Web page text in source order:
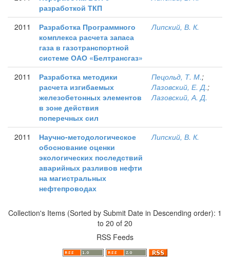
разработкой ТКП
2011
Разработка Программного
комплекса расчета запаса
газа в газотранспортной
системе ОАО «Белтрансгаз»
Липский, В. К.
2011
Разработка методики
расчета изгибаемых
железобетонных элементов
в зоне действия
поперечных сил
Пецольд, Т. М.;
Лазовский, Е. Д.;
Лазовский, А. Д.
2011
Научно-методологическое
обоснование оценки
экологических последствий
аварийных разливов нефти
на магистральных
нефтепроводах
Липский, В. К.
Collection's Items (Sorted by Submit Date in Descending order): 1
to 20 of 20
RSS Feeds